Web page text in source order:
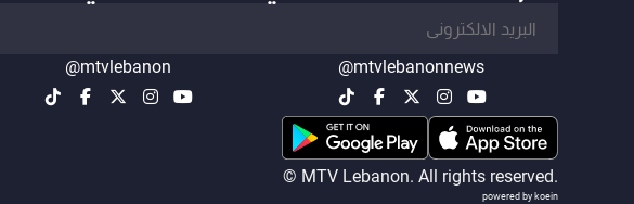
@mtvlebanonnews
@mtvlebanon
© MTV Lebanon. All rights reserved.
powered by koein